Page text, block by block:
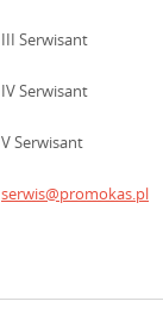
III Serwisant
IV Serwisant
V Serwisant
serwis@promokas.pl